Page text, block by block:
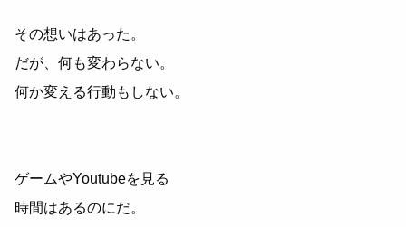
その想いはあった。
だが、何も変わらない。
何か変える行動もしない。
ゲームやYoutubeを見る
時間はあるのにだ。